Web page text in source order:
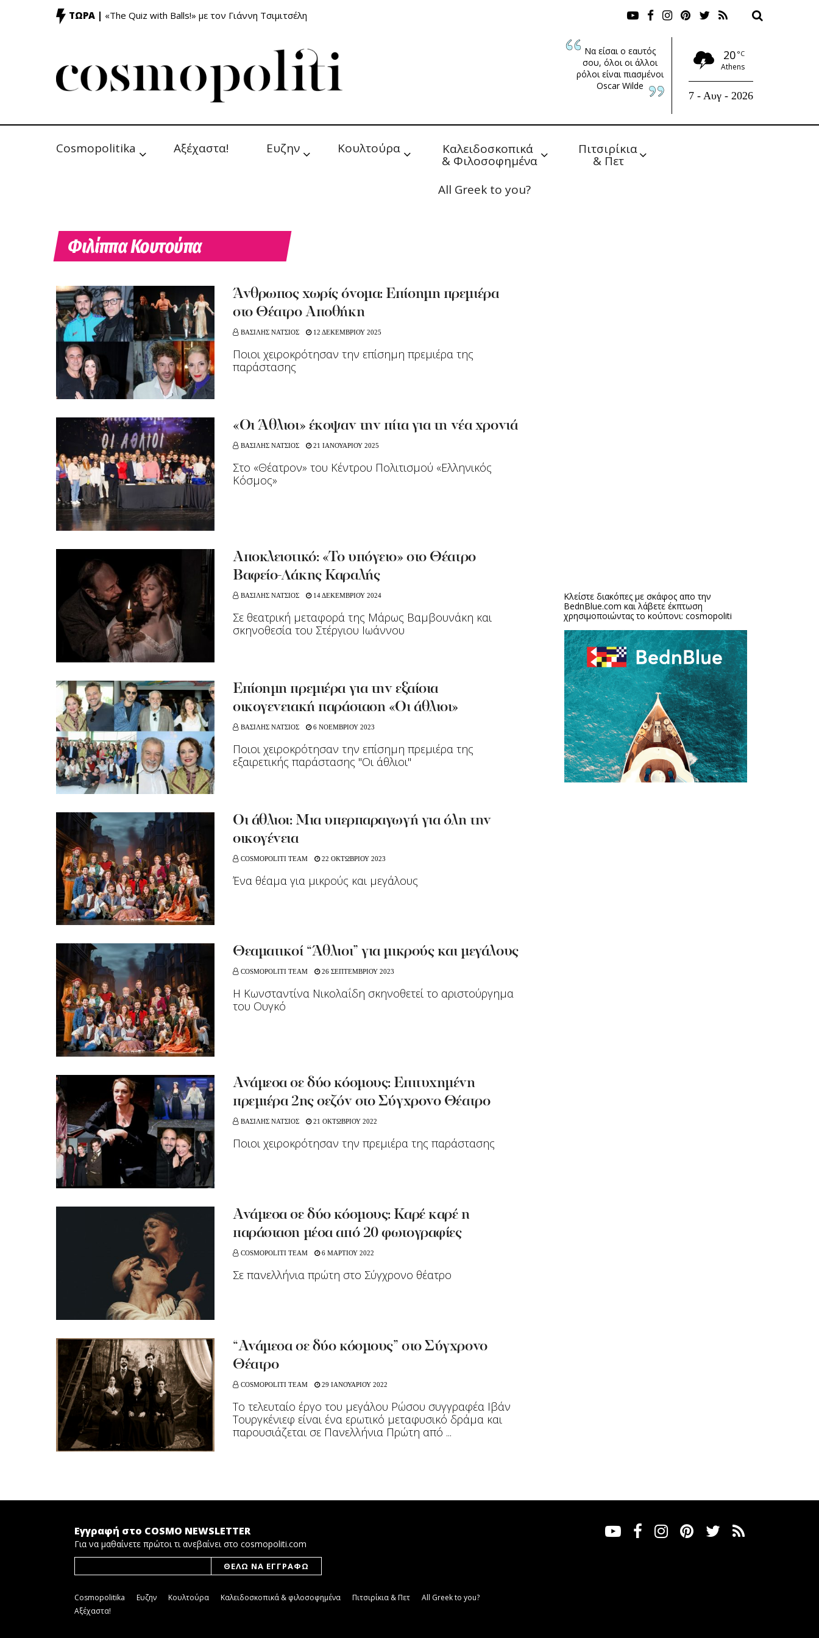
ΤΩΡΑ | «The Quiz with Balls!» με τον Γιάννη Τσιμιτσέλη
Να είσαι ο εαυτός
σου, όλοι οι άλλοι
ρόλοι είναι πιασμένοι
Oscar Wilde
20 °C
Athens
7 - Αυγ - 2026
Cosmopolitika Αξέχαστα! Ευζην Κουλτούρα Καλειδοσκοπικά
& Φιλοσοφημένα
Πιτσιρίκια
& Πετ
All Greek to you?
Φιλίππα Κουτούπα
Άνθρωπος χωρίς όνομα: Επίσημη πρεμιέρα
στο Θέατρο Αποθήκη
ΒΑΣΙΛΗΣ ΝΑΤΣΙΟΣ 12 ΔΕΚΕΜΒΡΙΟΥ 2025
Ποιοι χειροκρότησαν την επίσημη πρεμιέρα της
παράστασης
«Οι Άθλιοι» έκοψαν την πίτα για τη νέα χρονιά
ΒΑΣΙΛΗΣ ΝΑΤΣΙΟΣ 21 ΙΑΝΟΥΑΡΙΟΥ 2025
Στο «Θέατρον» του Κέντρου Πολιτισμού «Ελληνικός
Κόσμος»
Aποκλειστικό: «Το υπόγειο» στο Θέατρο
Βαφείο-Λάκης Καραλής
ΒΑΣΙΛΗΣ ΝΑΤΣΙΟΣ 14 ΔΕΚΕΜΒΡΙΟΥ 2024
Σε θεατρική μεταφορά της Μάρως Βαμβουνάκη και
σκηνοθεσία του Στέργιου Ιωάννου
Επίσημη πρεμιέρα για την εξαίσια
οικογενειακή παράσταση «Οι άθλιοι»
ΒΑΣΙΛΗΣ ΝΑΤΣΙΟΣ 6 ΝΟΕΜΒΡΙΟΥ 2023
Ποιοι χειροκρότησαν την επίσημη πρεμιέρα της
εξαιρετικής παράστασης "Οι άθλιοι"
Oι άθλιοι: Μια υπερπαραγωγή για όλη την
οικογένεια
COSMOPOLITI TEAM 22 ΟΚΤΩΒΡΙΟΥ 2023
Ένα θέαμα για μικρούς και μεγάλους
Θεαματικοί “Άθλιοι” για μικρούς και μεγάλους
COSMOPOLITI TEAM 26 ΣΕΠΤΕΜΒΡΙΟΥ 2023
Η Κωνσταντίνα Νικολαΐδη σκηνοθετεί το αριστούργημα
του Ουγκό
Ανάμεσα σε δύο κόσμους: Επιτυχημένη
πρεμιέρα 2ης σεζόν στο Σύγχρονο Θέατρο
ΒΑΣΙΛΗΣ ΝΑΤΣΙΟΣ 21 ΟΚΤΩΒΡΙΟΥ 2022
Ποιοι χειροκρότησαν την πρεμιέρα της παράστασης
Ανάμεσα σε δύο κόσμους: Καρέ καρέ η
παράσταση μέσα από 20 φωτογραφίες
COSMOPOLITI TEAM 6 ΜΑΡΤΙΟΥ 2022
Σε πανελλήνια πρώτη στο Σύγχρονο θέατρο
“Ανάμεσα σε δύο κόσμους” στο Σύγχρονο
Θέατρο
COSMOPOLITI TEAM 29 ΙΑΝΟΥΑΡΙΟΥ 2022
Το τελευταίο έργο του μεγάλου Ρώσου συγγραφέα Ιβάν
Τουργκένιεφ είναι ένα ερωτικό μεταφυσικό δράμα και
παρουσιάζεται σε Πανελλήνια Πρώτη από ...
Κλείστε διακόπες με σκάφος απο την
BednBlue.com και λάβετε έκπτωση
χρησιμοποιώντας το κούπονι: cosmopoliti
Εγγραφή στο COSMO NEWSLETTER
Για να μαθαίνετε πρώτοι τι ανεβαίνει στο cosmopoliti.com
Cosmopolitika Ευζην Κουλτούρα Καλειδοσκοπικά & φιλοσοφημένα Πιτσιρίκια & Πετ
All Greek to you?
Αξέχαστα!